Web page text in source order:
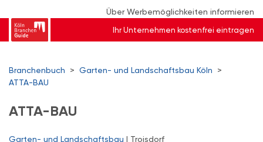
Über Werbemöglichkeiten informieren
Ihr Unternehmen kostenfrei eintragen
Branchenbuch > Garten- und Landschaftsbau Köln
>
ATTA-BAU
ATTA-BAU
Garten- und Landschaftsbau | Troisdorf